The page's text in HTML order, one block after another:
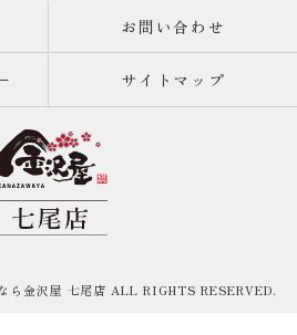
お問い合わせ
サイトマップ
金沢屋 七尾店 ALL RIGHTS RESERVED.